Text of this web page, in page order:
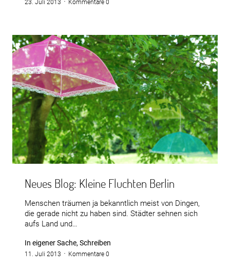
23. Juli 2013 Kommentare 0
Neues Blog: Kleine Fluchten Berlin
Menschen träumen ja bekanntlich meist von Dingen,
die gerade nicht zu haben sind. Städter sehnen sich
aufs Land und…
In eigener Sache, Schreiben
11. Juli 2013 Kommentare 0